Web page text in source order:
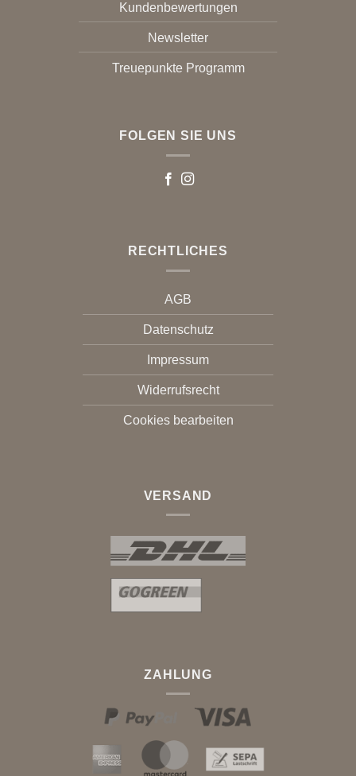
Kundenbewertungen
Newsletter
Treuepunkte Programm
FOLGEN SIE UNS
RECHTLICHES
AGB
Datenschutz
Impressum
Widerrufsrecht
Cookies bearbeiten
VERSAND
ZAHLUNG